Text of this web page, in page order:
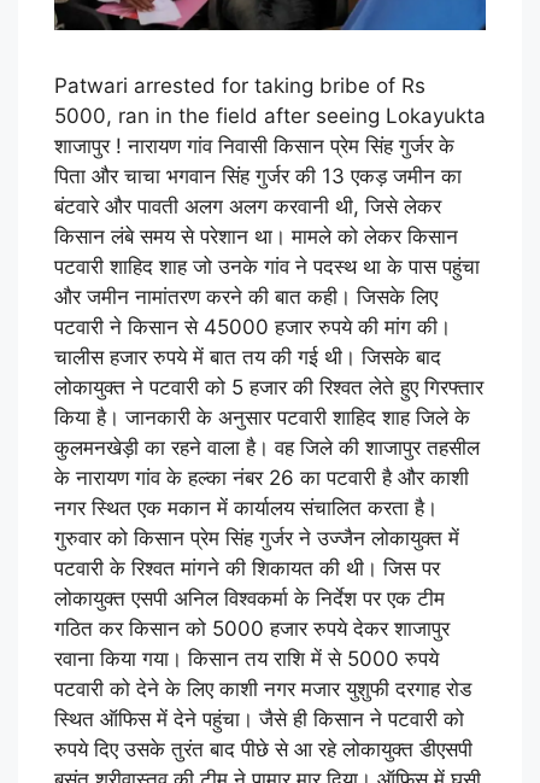
Patwari arrested for taking bribe of Rs
5000, ran in the field after seeing Lokayukta
शाजापुर ! नारायण गांव निवासी किसान प्रेम सिंह गुर्जर के
पिता और चाचा भगवान सिंह गुर्जर की 13 एकड़ जमीन का
बंटवारे और पावती अलग अलग करवानी थी, जिसे लेकर
किसान लंबे समय से परेशान था। मामले को लेकर किसान
पटवारी शाहिद शाह जो उनके गांव ने पदस्थ था के पास पहुंचा
और जमीन नामांतरण करने की बात कही। जिसके लिए
पटवारी ने किसान से 45000 हजार रुपये की मांग की।
चालीस हजार रुपये में बात तय की गई थी। जिसके बाद
लोकायुक्त ने पटवारी को 5 हजार की रिश्वत लेते हुए गिरफ्तार
किया है। जानकारी के अनुसार पटवारी शाहिद शाह जिले के
कुलमनखेड़ी का रहने वाला है। वह जिले की शाजापुर तहसील
के नारायण गांव के हल्का नंबर 26 का पटवारी है और काशी
नगर स्थित एक मकान में कार्यालय संचालित करता है।
गुरुवार को किसान प्रेम सिंह गुर्जर ने उज्जैन लोकायुक्त में
पटवारी के रिश्वत मांगने की शिकायत की थी। जिस पर
लोकायुक्त एसपी अनिल विश्वकर्मा के निर्देश पर एक टीम
गठित कर किसान को 5000 हजार रुपये देकर शाजापुर
रवाना किया गया। किसान तय राशि में से 5000 रुपये
पटवारी को देने के लिए काशी नगर मजार युशुफी दरगाह रोड
स्थित ऑफिस में देने पहुंचा। जैसे ही किसान ने पटवारी को
रुपये दिए उसके तुरंत बाद पीछे से आ रहे लोकायुक्त डीएसपी